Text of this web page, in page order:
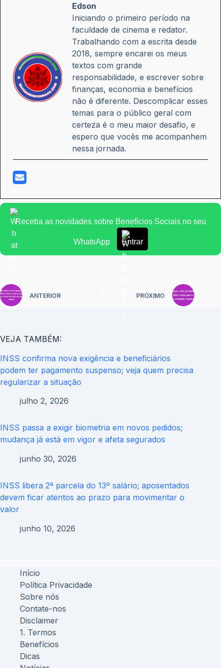
Edson
Iniciando o primeiro período na
faculdade de cinema e redator.
Trabalhando com a escrita desde
2018, sempre encarei os meus
textos com grande
responsabilidade, e escrever sobre
finanças, economia e benefícios
não é diferente. Descomplicar esses
temas para o público geral com
certeza é o meu maior desafio, e
espero que vocês me acompanhem
nessa jornada.
Receba as novidades sobre Benefícios Sociais no seu
WhatsApp Entrar
ANTERIOR PRÓXIMO
VEJA TAMBÉM:
INSS confirma nova exigência e beneficiários
podem ter pagamento suspenso; veja quem precisa
regularizar a situação
julho 2, 2026
INSS passa a exigir biometria em novos pedidos;
mudança já está em vigor e afeta segurados
junho 30, 2026
INSS libera 2ª parcela do 13º salário; aposentados
devem ficar atentos ao prazo para movimentar o
valor
junho 10, 2026
Início
Política Privacidade
Sobre nós
Contate-nos
Disclaimer
1. Termos
Benefícios
Dicas